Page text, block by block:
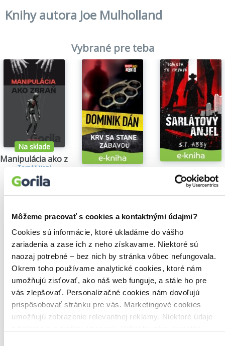
Môžeme pracovať s cookies a kontaktnými údajmi?
Cookies sú informácie, ktoré ukladáme do vášho
zariadenia a zase ich z neho získavame. Niektoré sú
naozaj potrebné – bez nich by stránka vôbec nefungovala.
Okrem toho používame analytické cookies, ktoré nám
umožňujú zisťovať, ako náš web funguje, a stále ho pre
vás zlepšovať. Personalizačné cookies nám dovoľujú
prispôsobovať stránku pre vás. Marketingové cookies
umožňujú zobrazenie relevantnej reklamy. Niektoré údaje
Knihy autora Joe Mulholland
Vybrané pre teba
Na sklade
Manipulácia ako zbraň
Tomáš Vepi
15,79€
14,35€
Šarlátový anjel
S.T. Abby
5,84€
Našli sme0titulov
Zoradiť podľa:
Filtrovať